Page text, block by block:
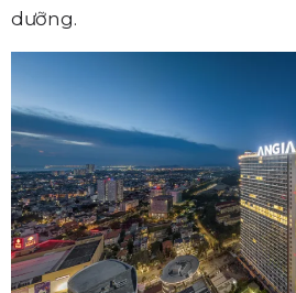
dưỡng.